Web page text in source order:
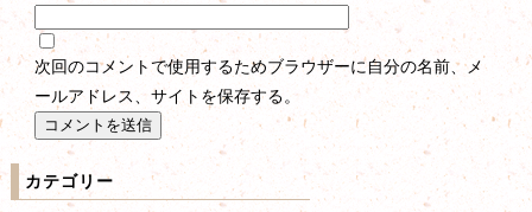
次回のコメントで使用するためブラウザーに自分の名前、メ
ールアドレス、サイトを保存する。
カテゴリー